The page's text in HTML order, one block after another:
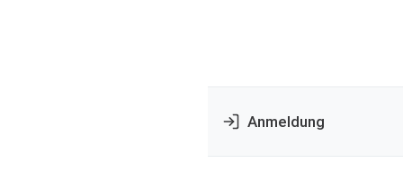
Anmeldung